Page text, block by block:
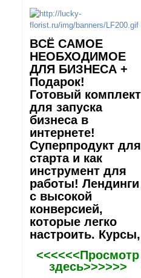
ВCЁ САМОЕ
НЕОБХОДИМОЕ
ДЛЯ БИЗНЕСА +
Подарок!
Готовый комплект
для запуска
бизнеса в
интернете!
Суперпродукт для
старта и как
инструмент для
работы! Лeндинги
с высокой
конверсией,
которые легко
настроить. Курсы,
<<<<<<Просмотр
здесь>>>>>>